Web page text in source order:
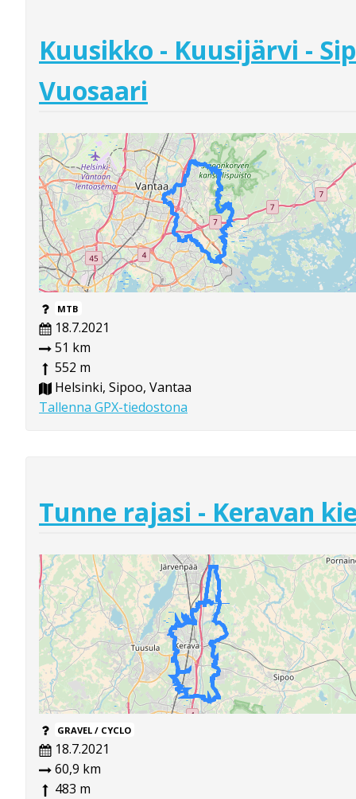
Kuusikko - Kuusijärvi -
Vuosaari
MTB
18.7.2021
51 km
552 m
Helsinki, Sipoo, Vantaa
Tallenna GPX-tiedostona
Tunne rajasi - Keravan
GRAVEL / CYCLO
18.7.2021
60,9 km
483 m